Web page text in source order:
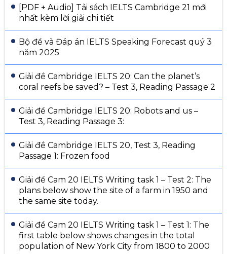
[PDF + Audio] Tải sách IELTS Cambridge 21 mới
nhất kèm lời giải chi tiết
Bộ đề và Đáp án IELTS Speaking Forecast quý 3
năm 2025
Giải đề Cambridge IELTS 20: Can the planet’s
coral reefs be saved? – Test 3, Reading Passage 2
Giải đề Cambridge IELTS 20: Robots and us –
Test 3, Reading Passage 3:
Giải đề Cambridge IELTS 20, Test 3, Reading
Passage 1: Frozen food
Giải đề Cam 20 IELTS Writing task 1 – Test 2: The
plans below show the site of a farm in 1950 and
the same site today.
Giải đề Cam 20 IELTS Writing task 1 – Test 1: The
first table below shows changes in the total
population of New York City from 1800 to 2000